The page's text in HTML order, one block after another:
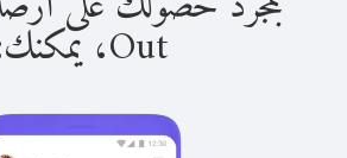
Out، يمكنك: